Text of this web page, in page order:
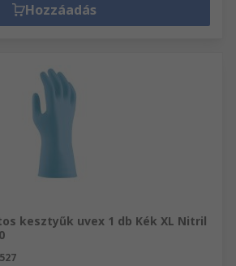
Hozzáadás
kesztyűk uvex 1 db Kék XL Nitril